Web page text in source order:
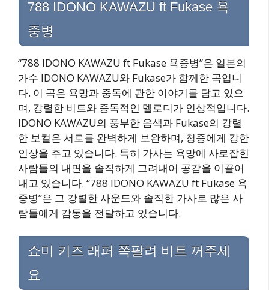
788 IDONO KAWAZU ft Fukase 욕
중병
“788 IDONO KAWAZU ft Fukase 욕중병”은 일본의
가수 IDONO KAWAZU와 Fukase가 함께한 곡입니
다. 이 곡은 욕망과 중독에 관한 이야기를 담고 있으
며, 강렬한 비트와 중독적인 멜로디가 인상적입니다.
IDONO KAWAZU의 풍부한 음색과 Fukase의 강렬
한 보컬은 서로를 완벽하게 보완하며, 청중에게 강한
인상을 주고 있습니다. 특히 가사는 욕망에 사로잡힌
사람들의 내면을 솔직하게 그려내어 공감을 이끌어
내고 있습니다. “788 IDONO KAWAZU ft Fukase 욕
중병”은 그 강렬한 사운드와 솔직한 가사로 많은 사
람들에게 감동을 전달하고 있습니다.
쇼미 키즈 래퍼 쪽팔려 비트 꺼주세
요